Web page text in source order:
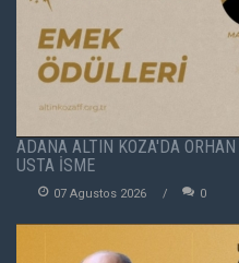
ADANA ALTIN KOZA'DA
USTA İSME
07 Agustos 2026 0